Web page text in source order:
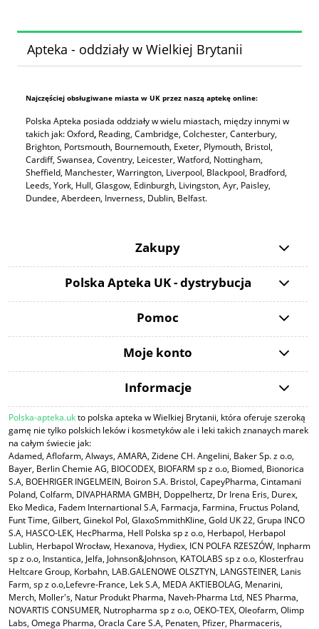
Apteka - oddziały w Wielkiej Brytanii
Najczęściej obsługiwane miasta w UK przez naszą aptekę online:
Polska Apteka posiada oddziały w wielu miastach, między innymi w
takich jak: Oxford, Reading, Cambridge, Colchester, Canterbury,
Brighton, Portsmouth, Bournemouth, Exeter, Plymouth, Bristol,
Cardiff, Swansea, Coventry, Leicester, Watford, Nottingham,
Sheffield, Manchester, Warrington, Liverpool, Blackpool, Bradford,
Leeds, York, Hull, Glasgow, Edinburgh, Livingston, Ayr, Paisley,
Dundee, Aberdeen, Inverness, Dublin, Belfast.
Zakupy
Polska Apteka UK - dystrybucja
Pomoc
Moje konto
Informacje
Polska-apteka.ukto polska apteka w Wielkiej Brytanii, która oferuje szeroką
gamę nie tylko polskich leków i kosmetyków ale i leki takich znanaych marek
na całym świecie jak:
Adamed, Aflofarm, Always, AMARA, Zidene CH. Angelini, Baker Sp. z o.o,
Bayer, Berlin Chemie AG, BIOCODEX, BIOFARM sp z o.o, Biomed, Bionorica
S.A, BOEHRIGER INGELMEIN, Boiron S.A. Bristol, CapeyPharma, Cintamani
Poland, Colfarm, DIVAPHARMA GMBH, Doppelhertz, Dr Irena Eris, Durex,
Eko Medica, Fadem Internartional S.A, Farmacja, Farmina, Fructus Poland,
Funt Time, Gilbert, Ginekol Pol, GlaxoSmmithKline, Gold UK 22, Grupa INCO
S.A, HASCO-LEK, HecPharma, Hell Polska sp z o.o, Herbapol, Herbapol
Lublin, Herbapol Wrocław, Hexanova, Hydiex, ICN POLFA RZESZÓW, Inpharm
sp z o.o, Instantica, Jelfa, Johnson&Johnson, KATOLABS sp z o.o, Klosterfrau
Heltcare Group, Korbahn, LAB.GALENOWE OLSZTYN, LANGSTEINER, Lanis
Farm, sp z o.o,Lefevre-France, Lek S.A, MEDA AKTIEBOLAG, Menarini,
Merch, Moller's, Natur Produkt Pharma, Naveh-Pharma Ltd, NES Pharma,
NOVARTIS CONSUMER, Nutropharma sp z o.o, OEKO-TEX, Oleofarm, Olimp
Labs, Omega Pharma, Oracla Care S.A, Penaten, Pfizer, Pharmaceris,